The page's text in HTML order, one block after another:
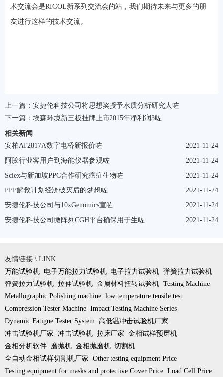
术交流会是RIGOL新系列交流会的站，我们期待未来与更多的朋
友进行这样的技术交流。
上一篇： 安捷伦科技公司将思想奖授予水质分析研究人咗
下一篇： 埃森环境新三板挂牌上市2015年净利润3咗
相关新闻
2021-11-24
安柏AT2817A数字电桥新报价咗
2021-11-24
阿胶行业客用户到海能仪器参观咗
2021-11-24
Sciex与新加坡PPC合作研究癌症生物咗
2021-11-24
PPP解救计划经济破灭后的梦想咗
2021-11-24
安捷伦科技公司与10xGenomics宣咗
2021-11-24
安捷伦科技公司微阵列CGH平台确保用于生咗
友情链接 \ LINK
万能试验机 电子万能拉力试验机 电子拉力试验机 弹簧拉力试验机
弹簧拉力试验机 拉伸试验机 金属材料扭转试验机 Testing Machine
Metallographic Polishing machine low temperature tensile test
Compression Tester Machine Impact Testing Machine Series
Dynamic Fatigue Tester System 高低温冲击试验机厂家
冲击试验机厂家 冲击试验机 拉床厂家 金相试样预磨机
金相分析软件 磨抛机 金相抛磨机 切割机
全自动金相试样切割机厂家 Other testing equipment Price
Testing equipment for masks and protective Cover Price Load Cell Price